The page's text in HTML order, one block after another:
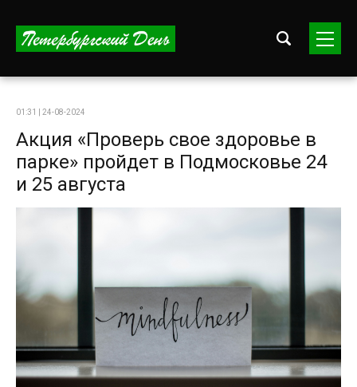
01:31 | 24-08-2024
Акция «Проверь свое здоровье в
парке» пройдет в Подмосковье 24
и 25 августа